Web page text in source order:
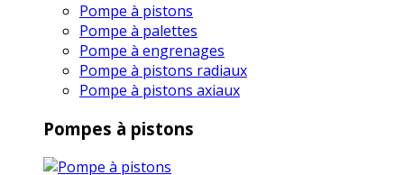
Pompe à pistons
Pompe à palettes
Pompe à engrenages
Pompe à pistons radiaux
Pompe à pistons axiaux
Pompes à pistons